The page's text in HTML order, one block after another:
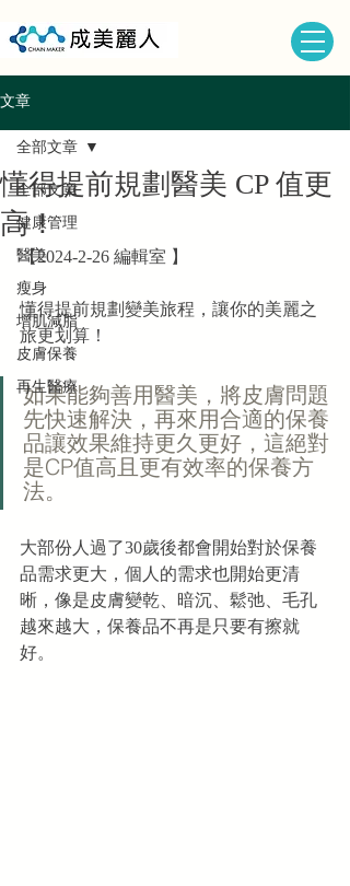
文章
全部文章
健康管理
醫美
瘦身
增肌減脂
皮膚保養
再生醫療
全部文章
懂得提前規劃醫美 CP 值更
高！
【2024-2-26 編輯室 】
懂得提前規劃變美旅程，讓你的美麗之
旅更划算！
如果能夠善用醫美，將皮膚問題
先快速解決，再來用合適的保養
品讓效果維持更久更好，這絕對
是CP值高且更有效率的保養方
法。
大部份人過了30歲後都會開始對於保養
品需求更大，個人的需求也開始更清
晰，像是皮膚變乾、暗沉、鬆弛、毛孔
越來越大，保養品不再是只要有擦就
好。